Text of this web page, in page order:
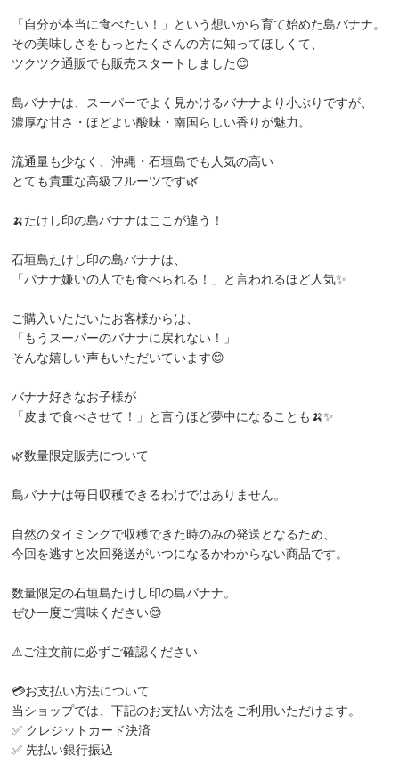
「自分が本当に食べたい！」という想いから育て始めた島バナナ。
その美味しさをもっとたくさんの方に知ってほしくて、
ツクツク通販でも販売スタートしました😊
島バナナは、スーパーでよく見かけるバナナより小ぶりですが、
濃厚な甘さ・ほどよい酸味・南国らしい香りが魅力。
流通量も少なく、沖縄・石垣島でも人気の高い
とても貴重な高級フルーツです🌿
🍌たけし印の島バナナはここが違う！
石垣島たけし印の島バナナは、
「バナナ嫌いの人でも食べられる！」と言われるほど人気✨
ご購入いただいたお客様からは、
「もうスーパーのバナナに戻れない！」
そんな嬉しい声もいただいています😊
バナナ好きなお子様が
「皮まで食べさせて！」と言うほど夢中になることも🍌✨
🌿数量限定販売について
島バナナは毎日収穫できるわけではありません。
自然のタイミングで収穫できた時のみの発送となるため、
今回を逃すと次回発送がいつになるかわからない商品です。
数量限定の石垣島たけし印の島バナナ。
ぜひ一度ご賞味ください😊
⚠ご注文前に必ずご確認ください
💳お支払い方法について
当ショップでは、下記のお支払い方法をご利用いただけます。
✅ クレジットカード決済
✅ 先払い銀行振込